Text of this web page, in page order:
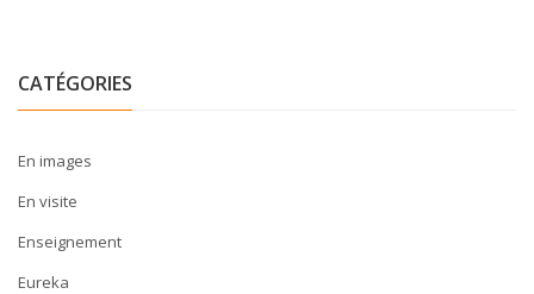
CATÉGORIES
En images
En visite
Enseignement
Eureka